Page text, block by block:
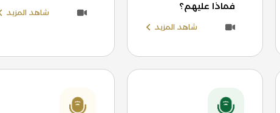
فماذا عليهم؟
شاهد المزيد
شاهد المزيد